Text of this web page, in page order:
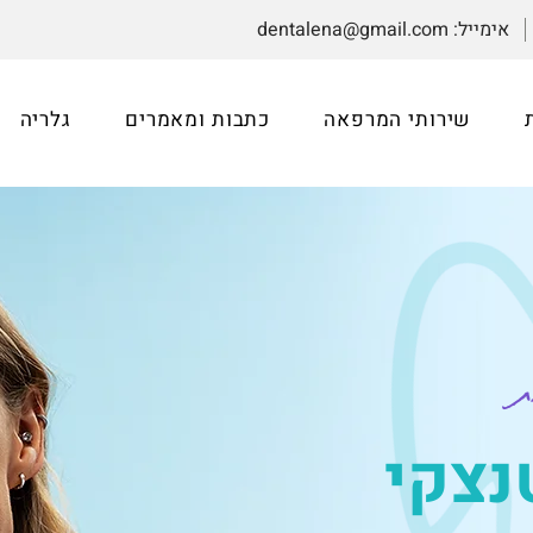
אימייל: dentalena@gmail.com
שירותי המרפאה כתבות ומאמרים גלריה